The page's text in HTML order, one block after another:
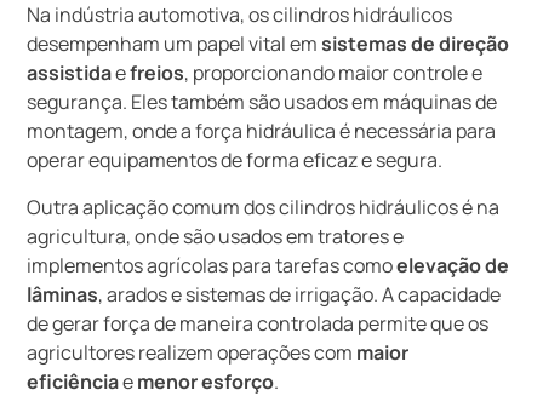
Na indústria automotiva, os cilindros hidráulicos
desempenham um papel vital emsistemas de direção
assistidaefreios, proporcionando maior controle e
segurança. Eles também são usados em máquinas de
montagem, onde a força hidráulica é necessária para
operar equipamentos de forma eficaz e segura.
Outra aplicação comum dos cilindros hidráulicos é na
agricultura, onde são usados em tratores e
implementos agrícolas para tarefas comoelevação de
lâminas, arados e sistemas de irrigação. A capacidade
de gerar força de maneira controlada permite que os
agricultores realizem operações com maior
eficiênciaemenor esforço.